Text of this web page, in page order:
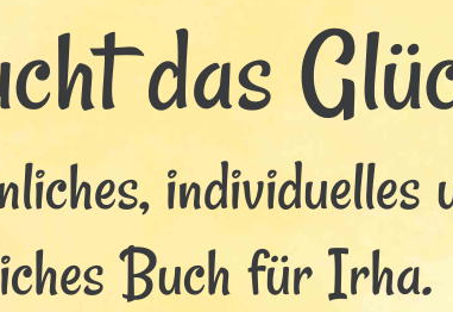
das
individuelles
Buch für Irha.